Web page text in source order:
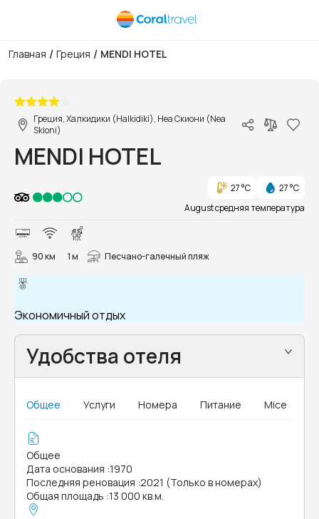
Главная / Греция / MENDI HOTEL
Греция, Халкидики (Halkidiki), Неа Скиони (Nea
Skioni)
MENDI HOTEL
27 °C
27 °C
August средняя температура
90 км 1 м Песчано-галечный пляж
Экономичный отдых
Удобства отеля
Общее Услуги Номера Питание Mice
Общее
Дата основания :1970
Последняя реновация :2021 (Только в номерах)
Общая площадь :13 000 кв.м.